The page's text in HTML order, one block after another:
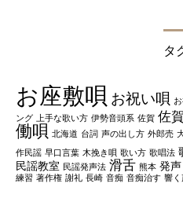
タ
お座敷唄 お祝い唄
ング
上手な歌い方 伊勢音頭系 佐賀 佐
働唄 北海道 台詞 声の出し方 外郎売
作民謡 早口言葉 木挽き唄 歌い方 歌唱法
民謡教室 民謡発声法 滑舌 熊本 発声
練習 著作権 謝礼 長崎 音痴 音痴治す 響く